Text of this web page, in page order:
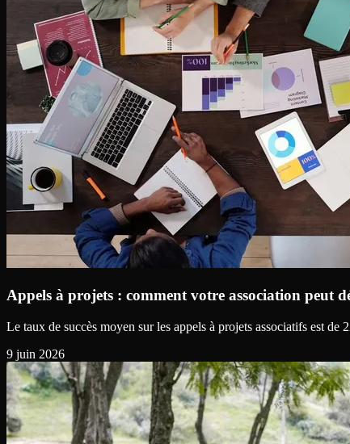
Appels à projets : comment votre association peut
Le taux de succès moyen sur les appels à projets associatifs est
9 juin 2026